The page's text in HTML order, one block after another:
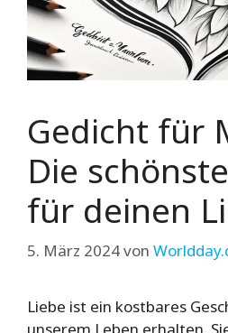
Gedicht für
Die
für deinen
5. März 2024von
Liebe ist ein kostbares